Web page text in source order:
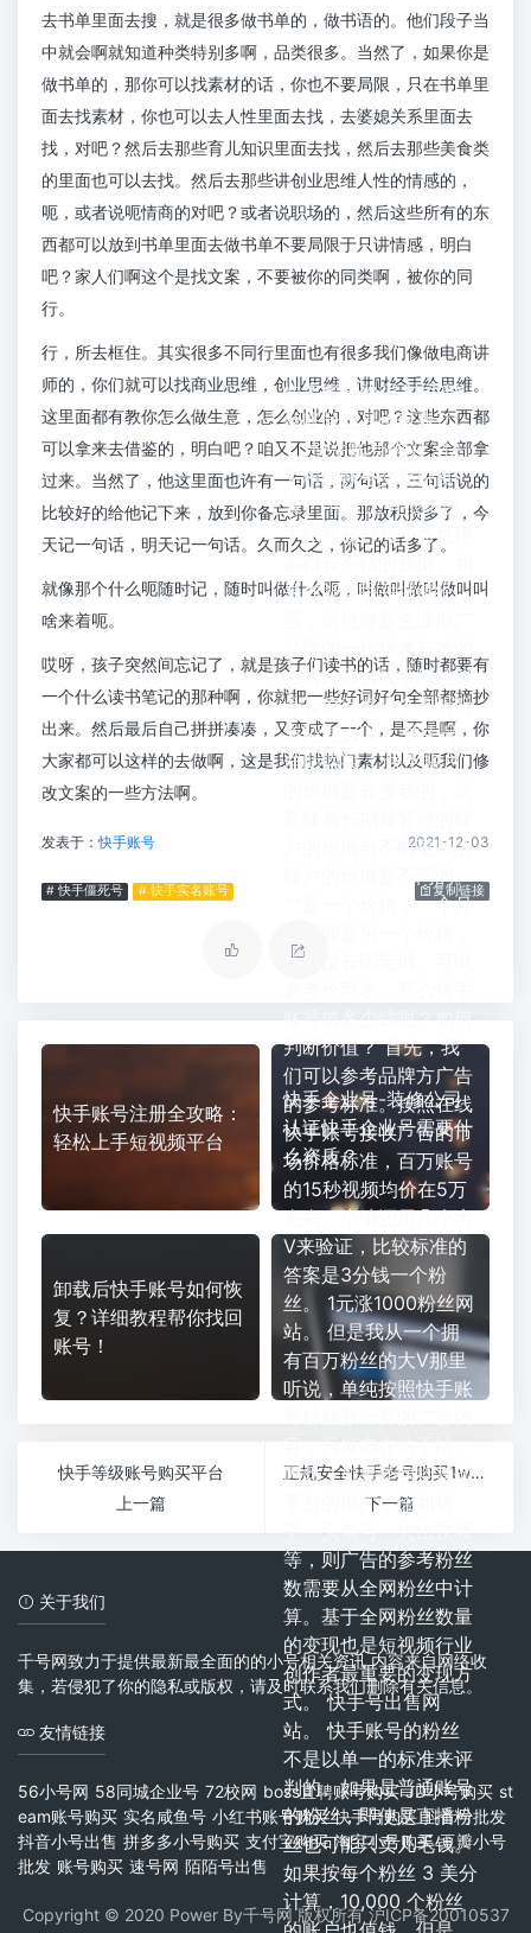
去书单里面去搜，就是很多做书单的，做书语的。他们段子当
中就会啊就知道种类特别多啊，品类很多。当然了，如果你是
做书单的，那你可以找素材的话，你也不要局限，只在书单里
面去找素材，你也可以去人性里面去找，去婆媳关系里面去
找，对吧？然后去那些育儿知识里面去找，然后去那些美食类
的里面也可以去找。然后去那些讲创业思维人性的情感的，
呃，或者说呃情商的对吧？或者说职场的，然后这些所有的东
西都可以放到书单里面去做书单不要局限于只讲情感，明白
吧？家人们啊这个是找文案，不要被你的同类啊，被你的同
行。
行，所去框住。其实很多不同行里面也有很多我们像做电商讲
师的，你们就可以找商业思维，创业思维，讲财经手绘思维。
这里面都有教你怎么做生意，怎么创业的，对吧？这些东西都
可以拿来去借鉴的，明白吧？咱又不是说把他那个文案全部拿
过来。当然了，他这里面也许有一句话，两句话，三句话说的
比较好的给他记下来，放到你备忘录里面。那放积攒多了，今
天记一句话，明天记一句话。久而久之，你记的话多了。
就像那个什么呃随时记，随时叫做什么呃，叫做叫做叫做叫叫
啥来着呃。
哎呀，孩子突然间忘记了，就是孩子们读书的话，随时都要有
一个什么读书笔记的那种啊，你就把一些好词好句全部都摘抄
出来。然后最后自己拼拼凑凑，又变成了一个，是不是啊，你
大家都可以这样的去做啊，这是我们找热门素材以及呃我们修
改文案的一些方法啊。
发表于：快手账号 2021-12-03
# 快手僵死号 # 快手实名账号 复制链接
快手账号注册全攻略：
轻松上手短视频平台
快手企业号-装修公司
认证快手企业号需要什
么资质？
卸载后快手账号如何恢
复？详细教程帮你找回
账号！
快手账号购买-快手粉
丝账号交易价目表？
1、快手账号购买：快
手粉丝账号交易价目
表？ 市面上有很多快
手账号被封号，而且很
果你能接手并继续经
方式。那么快手粉丝账
号有价目表吗？来听听
海昭怎么说。 快手号
自助购买。 快手账户
户的价值与不断更新的
账户的价值是不同的。
**是一个价格，一个月
所以没有固定值。可以
判断价值？ 首先，我
们可以参考品牌方广告
的参考标准。按照在线
快手账号接收广告的市
场价格标准，百万账号
的15秒视频均价在5万
左右。小编还用几个大
V来验证，比较标准的
答案是3分钱一个粉
丝。 1元涨1000粉丝网
站。 但是我从一个拥
有百万粉丝的大V那里
听说，单纯按照快手账
因此，如果还包括其他
平台的推广，比如快
等，则广告的参考粉丝
数需要从全网粉丝中计
算。基于全网粉丝数量
的变现也是短视频行业
创作者最重要的变现方
式。 快手号出售网
站。 快手账号的粉丝
不是以单一的标准来评
判的。如果是普通账号
的粉丝，即使是直播粉
丝也可能只卖几毛钱。
如果按每个粉丝 3 美分
计算，10,000 个粉丝
快手等级账号购买平台
上一篇
正规安全快手老号购买1w粉丝自动发货
下一篇
关于我们
千号网致力于提供最新最全面的的小号相关资讯 内容来自网络收
集，若侵犯了你的隐私或版权，请及时联系我们删除有关信息。
友情链接
56小号网 58同城企业号 72校网 boss直聘账号购买 JD小号购买 st
eam账号购买 实名咸鱼号 小红书账号购买 快手号购买 抖音号批发
抖音小号出售 拼多多小号购买 支付宝购买 淘宝小号购买 豆瓣小号
批发 账号购买 速号网 陌陌号出售
Copyright © 2020 Power By千号网 版权所有沪ICP备20010537